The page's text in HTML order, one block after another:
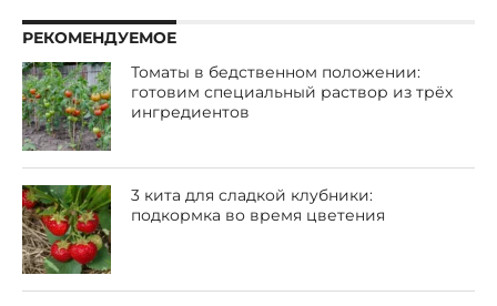
РЕКОМЕНДУЕМОЕ
Томаты в бедственном положении:
готовим специальный раствор из трёх
ингредиентов
3 кита для сладкой клубники:
подкормка во время цветения